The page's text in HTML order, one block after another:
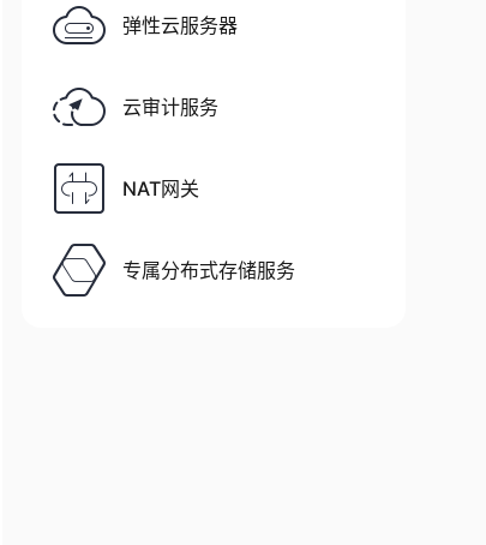
弹性云服务器
云审计服务
NAT网关
专属分布式存储服务